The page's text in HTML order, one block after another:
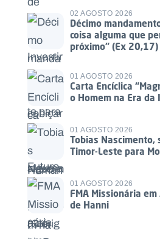
02 AGOSTO 2026
Décimo
coisa alguma que
próximo” (Ex 20,17)
01 AGOSTO 2026
Carta Encíclica
o Homem na Era da
01 AGOSTO 2026
Tobias Nascimento,
Timor-Leste para
01 AGOSTO 2026
FMA Missionária
de Hanni